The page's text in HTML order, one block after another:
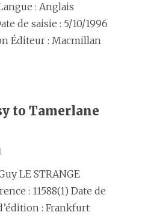
: Anglais
de saisie : 5/10/1996
Éditeur : Macmillan
to Tamerlane
LE STRANGE
: 11588(1) Date de
: Frankfurt